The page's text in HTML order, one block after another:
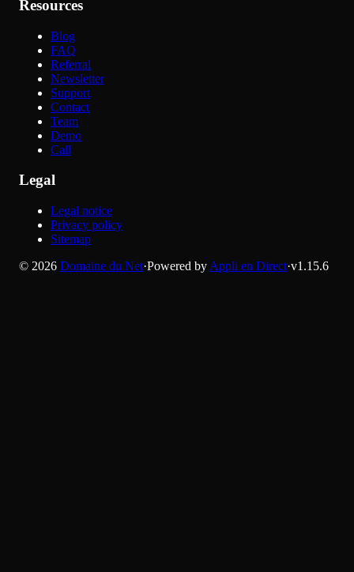
Resources
Blog
FAQ
Referral
Newsletter
Support
Contact
Team
Demo
Call
Legal
Legal notice
Privacy policy
Sitemap
© 2026 Domaine du Net·Powered by Appli en Direct·v1.15.6